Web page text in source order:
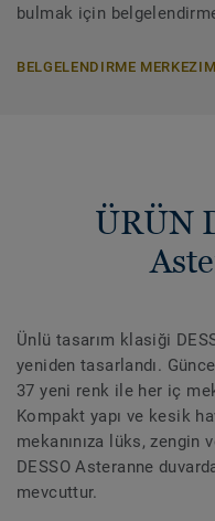
bulmak için
BELGELENDIRME
ÜRÜN
Ünlü tasarım klasiği
yeniden tasarlandı.
37 yeni renk ile her iç
Kompakt yapı ve kesik
mekanınıza lüks, zengin
DESSO Asteranne
mevcuttur.